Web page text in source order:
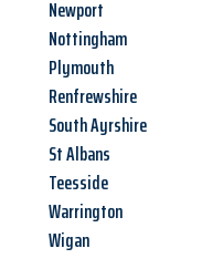
Newport
Nottingham
Plymouth
Renfrewshire
South Ayrshire
St Albans
Teesside
Warrington
Wigan